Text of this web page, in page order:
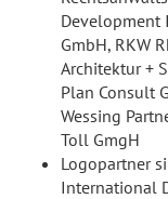
Development
GmbH, RKW
Architektur +
Plan Consult
Wessing
Toll GmgH
Logopartner
International